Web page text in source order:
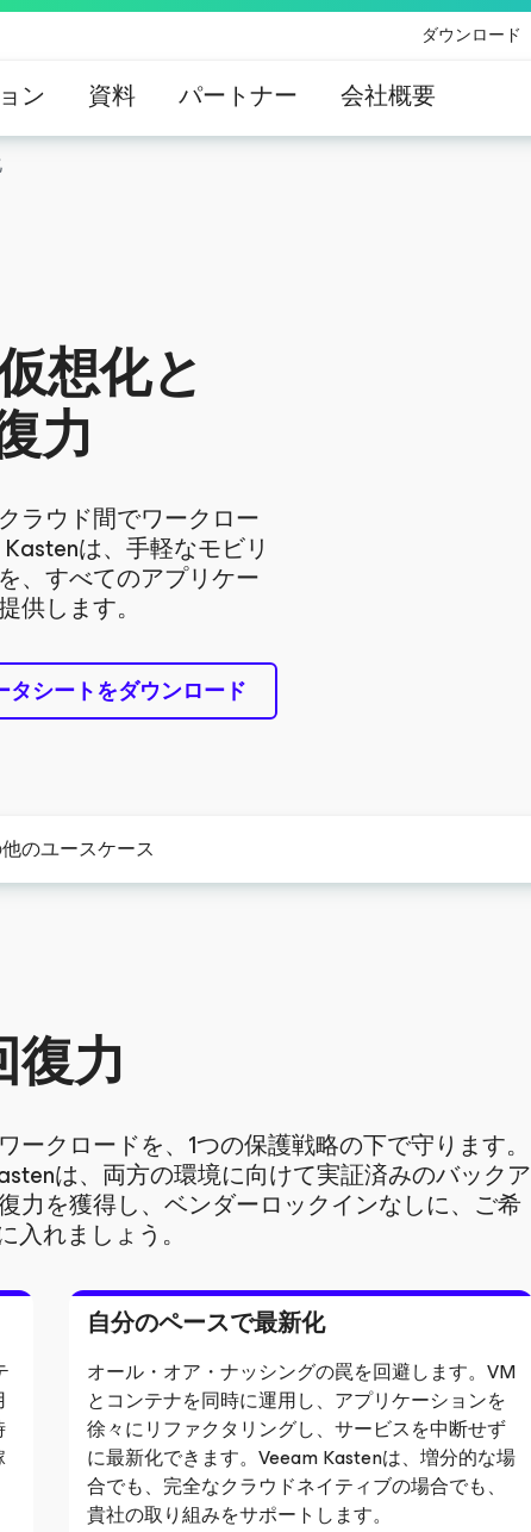
ダウンロード
ン 資料 パートナー 会社概要
想化と
力
ラウド間でワークロー
は、手軽なモビリ
、すべてのアプリケー
供します。
タシートをダウンロード
のユースケース
力
クロードを、1つの保護戦略の下で守ります。
は、両方の環境に向けて実証済みのバックア
力を獲得し、ベンダーロックインなしに、ご希
れましょう。
自分のペースで最新化
オール・オア・ナッシングの罠を回避します。VM
とコンテナを同時に運用し、アプリケーションを
徐々にリファクタリングし、サービスを中断せず
に最新化できます。Veeam Kastenは、増分的な場
合でも、完全なクラウドネイティブの場合でも、
貴社の取り組みをサポートします。